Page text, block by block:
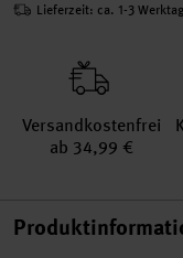
Lieferzeit: ca. 1-3
Versand­kosten­frei
ab 34,99 €